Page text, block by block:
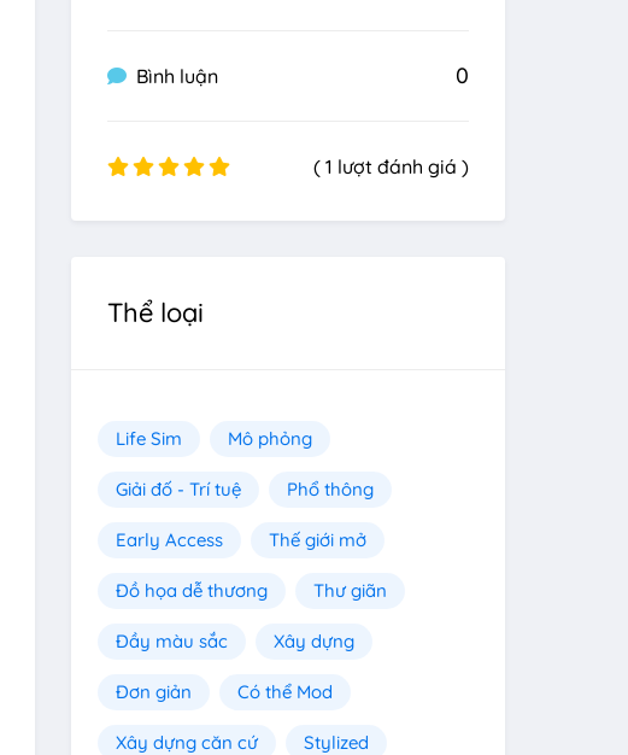
Bình luận 0
( 1 lượt đánh giá )
Thể loại
Life Sim Mô phỏng
Giải đố - Trí tuệ Phổ thông
Early Access Thế giới mở
Đồ họa dễ thương Thư giãn
Đầy màu sắc Xây dựng
Đơn giản Có thể Mod
Xây dựng căn cứ Stylized